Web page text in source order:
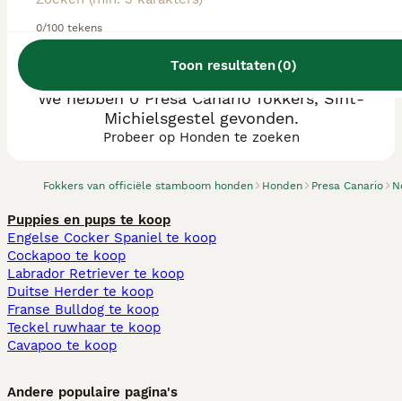
0/100 tekens
Toon resultaten(0)
Fokkers van officiële stamboom honden Honden Presa Canario
We hebben 0 Presa Canario fokkers, Sint-
Michielsgestel gevonden.
Probeer op Honden te zoeken
Puppies en pups te koop
Engelse Cocker Spaniel te koop
Cockapoo te koop
Labrador Retriever te koop
Duitse Herder te koop
Franse Bulldog te koop
Teckel ruwhaar te koop
Cavapoo te koop
Andere populaire pagina's